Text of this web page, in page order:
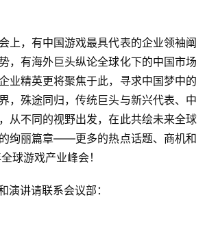
上，有中国游戏最具代表的企业领袖阐
，有海外巨头纵论全球化下的中国市场
业精英更将聚焦于此，寻求中国梦中的
，殊途同归，传统巨头与新兴代表、中
从不同的视野出发，在此共绘未来全球
绚丽篇章——更多的热点话题、商机和
球游戏产业峰会！
演讲请联系会议部：